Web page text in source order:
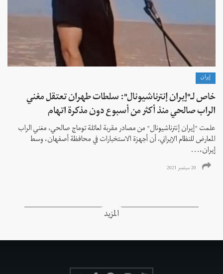
إيران
خاص لـ"إيران إنترناشيونال": سلطات طهران تعتقل مغني
الراب صالحي منذ أكثر من أسبوع دون مذكرة اتهام
علمت "إيران إنترناشيونال" من مصادر مقربة لعائلة توماج صالحي، مغني الراب
المعارض للنظام الإيراني، أن أجهزة الاستخبارات في محافظة أصفهان، وسط
إيران،...
20 سبتمبر 2021
المزيد